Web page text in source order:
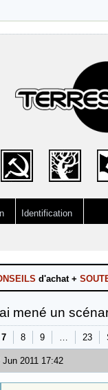
Identification
d'achat +
mené un
7 8 9 … 23
Jun 2011 17:42